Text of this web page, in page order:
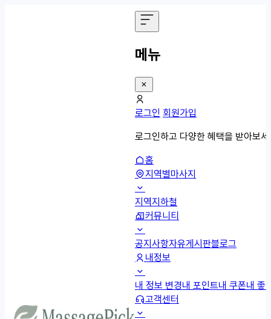
메뉴
로그인 회원가입
로그인하고 다양한 혜택을 받아보
홈
지역별마사지
지역지하철
커뮤니티
공지사항자유게시판블로그
내정보
내 정보 변경내 포인트내 쿠폰내 좋
고객센터